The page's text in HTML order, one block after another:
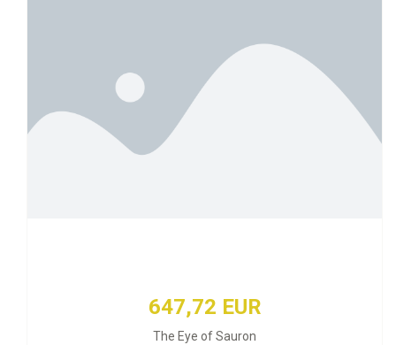
647,72 EUR
The Eye of Sauron